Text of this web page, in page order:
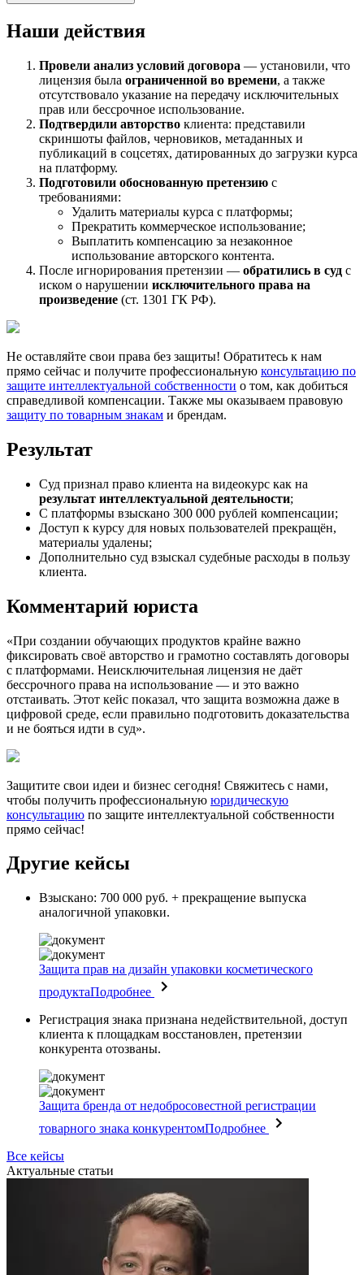
Наши действия
Провели анализ условий договора — установили, что
лицензия была ограниченной во времени, а также
отсутствовало указание на передачу исключительных
прав или бессрочное использование.
Подтвердили авторство клиента: представили
скриншоты файлов, черновиков, метаданных и
публикаций в соцсетях, датированных до загрузки курса
на платформу.
Подготовили обоснованную претензию с
требованиями:
Удалить материалы курса с платформы;
Прекратить коммерческое использование;
Выплатить компенсацию за незаконное
использование авторского контента.
После игнорирования претензии — обратились в суд с
иском о нарушении исключительного права на
произведение (ст. 1301 ГК РФ).
Не оставляйте свои права без защиты! Обратитесь к нам
прямо сейчас и получите профессиональную консультацию по
защите интеллектуальной собственности о том, как добиться
справедливой компенсации. Также мы оказываем правовую
защиту по товарным знакам и брендам.
Результат
Суд признал право клиента на видеокурс как на
результат интеллектуальной деятельности;
С платформы взыскано 300 000 рублей компенсации;
Доступ к курсу для новых пользователей прекращён,
материалы удалены;
Дополнительно суд взыскал судебные расходы в пользу
клиента.
Комментарий юриста
«При создании обучающих продуктов крайне важно
фиксировать своё авторство и грамотно составлять договоры
с платформами. Неисключительная лицензия не даёт
бессрочного права на использование — и это важно
отстаивать. Этот кейс показал, что защита возможна даже в
цифровой среде, если правильно подготовить доказательства
и не бояться идти в суд».
Защитите свои идеи и бизнес сегодня! Свяжитесь с нами,
чтобы получить профессиональную юридическую
консультацию по защите интеллектуальной собственности
прямо сейчас!
Другие кейсы
Взыскано: 700 000 руб. + прекращение выпуска
аналогичной упаковки.
Защита прав на дизайн упаковки косметического
продуктаПодробнее
Регистрация знака признана недействительной, доступ
клиента к площадкам восстановлен, претензии
конкурента отозваны.
Защита бренда от недобросовестной регистрации
товарного знака конкурентомПодробнее
Все кейсы
Актуальные статьи